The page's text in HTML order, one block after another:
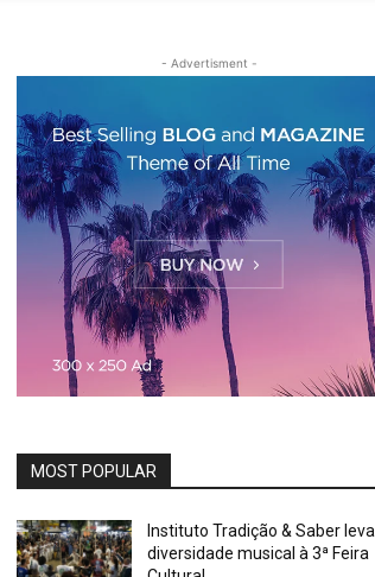
- Advertisment -
MOST POPULAR
Instituto Tradição & Saber leva
diversidade musical à 3ª Feira